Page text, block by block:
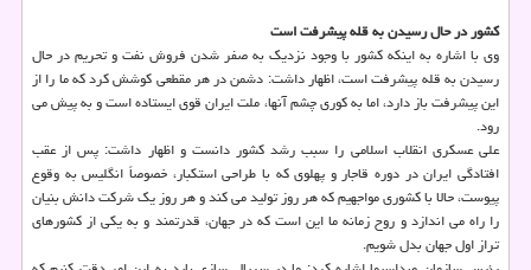
کشور در حال رسیدن به قله پیشرفت است
وی با اشاره به اینکه کشور با وجود نزدیک به صفر شدن فروش نفت و تحریم در حال
رسیدن به قله پیشرفت است، اظهار داشت: دشمن در هر مقطعی کوشش کرد که ما را از
این پیشرفت باز دارد، اما به کوری چشم آنها، ملت ایران قوی ایستاده است و به پیش می
رود.
علی عسکری انقلاب اسلامی را سبب رشد کشور دانست و اظهار داشت: پس از عقب
افتادگی ایران در دوره قاجار و پهلوی که با طراحی استکبار، خصوصاً انگلیس به وقوع
پیوست، حالا با کشوری مواجهیم که هر روز تولید می کند و هر روز یک شرکت دانش بنیان
را راه می اندازد و روح زمانه ما این است که در جهان، قدرتمند و به یکی از کشورهای
تراز اول جهان بدل شویم.